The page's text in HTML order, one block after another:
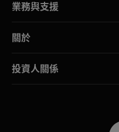
業務與支援
關於
投資人關係